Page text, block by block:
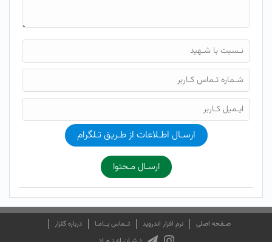
ارسـال اطـلاعات از طـریق تـلگرام
ارسـال مـحتوا
صـفحه اصلی نرم افزار اندروید تــماس بــامـا درباره گلزار